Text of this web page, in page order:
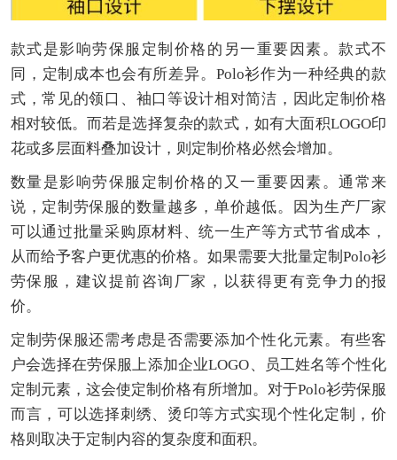
款式是影响劳保服定制价格的另一重要因素。款式不
同，定制成本也会有所差异。Polo衫作为一种经典的款
式，常见的领口、袖口等设计相对简洁，因此定制价格
相对较低。而若是选择复杂的款式，如有大面积LOGO印
花或多层面料叠加设计，则定制价格必然会增加。
数量是影响劳保服定制价格的又一重要因素。通常来
说，定制劳保服的数量越多，单价越低。因为生产厂家
可以通过批量采购原材料、统一生产等方式节省成本，
从而给予客户更优惠的价格。如果需要大批量定制Polo衫
劳保服，建议提前咨询厂家，以获得更有竞争力的报
价。
定制劳保服还需考虑是否需要添加个性化元素。有些客
户会选择在劳保服上添加企业LOGO、员工姓名等个性化
定制元素，这会使定制价格有所增加。对于Polo衫劳保服
而言，可以选择刺绣、烫印等方式实现个性化定制，价
格则取决于定制内容的复杂度和面积。